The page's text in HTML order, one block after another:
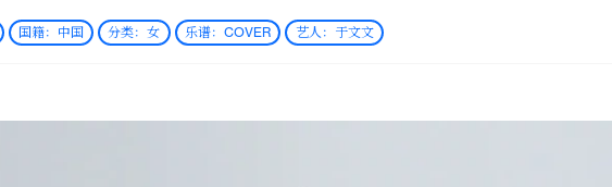
国籍：中国 分类：女 乐谱：COVER 艺人：于文文